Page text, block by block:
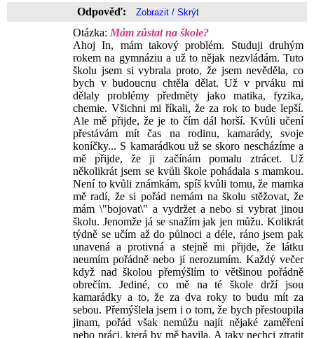
Odpověď:
Otázka: Mám zůstat na škole?
Ahoj In, mám takový problém. Studuji druhým
rokem na gymnáziu a už to nějak nezvládám. Tuto
školu jsem si vybrala proto, že jsem nevěděla, co
bych v budoucnu chtěla dělat. Už v prváku mi
dělaly problémy předměty jako matika, fyzika,
chemie. Všichni mi říkali, že za rok to bude lepší.
Ale mě přijde, že je to čím dál horší. Kvůli učení
přestávám mít čas na rodinu, kamarády, svoje
koníčky... S kamarádkou už se skoro nescházíme a
mě přijde, že ji začínám pomalu ztrácet. Už
několikrát jsem se kvůli škole pohádala s mamkou.
Není to kvůli známkám, spíš kvůli tomu, že mamka
mě radí, že si pořád nemám na školu stěžovat, že
mám \"bojovat\" a vydržet a nebo si vybrat jinou
školu. Jenomže já se snažím jak jen můžu. Kolikrát
týdně se učím až do půlnoci a déle, ráno jsem pak
unavená a protivná a stejně mi přijde, že látku
neumím pořádně nebo jí nerozumím. Každý večer
když nad školou přemýšlím to většinou pořádně
obrečím. Jediné, co mě na té škole drží jsou
kamarádky a to, že za dva roky to budu mít za
sebou. Přemýšlela jsem i o tom, že bych přestoupila
jinam, pořád však nemůžu najít nějaké zaměření
nebo práci, která by mě bavila. A taky nechci ztratit